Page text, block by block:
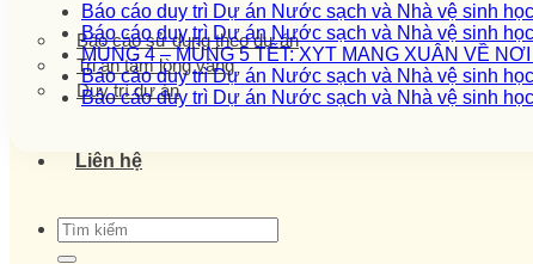
Báo cáo sử dụng theo dự án
Tri ân tấm lòng vàng
Duy trì dự án
Liên hệ
Báo cáo duy trì Dự án Nước sạch và Nhà vệ sinh
Báo cáo duy trì Dự án Nước sạch và Nhà vệ sinh
MÙNG 4 – MÙNG 5 TẾT: XYT MANG XUÂN VỀ
Báo cáo duy trì Dự án Nước sạch và Nhà vệ sinh
Báo cáo duy trì Dự án Nước sạch và Nhà vệ sinh